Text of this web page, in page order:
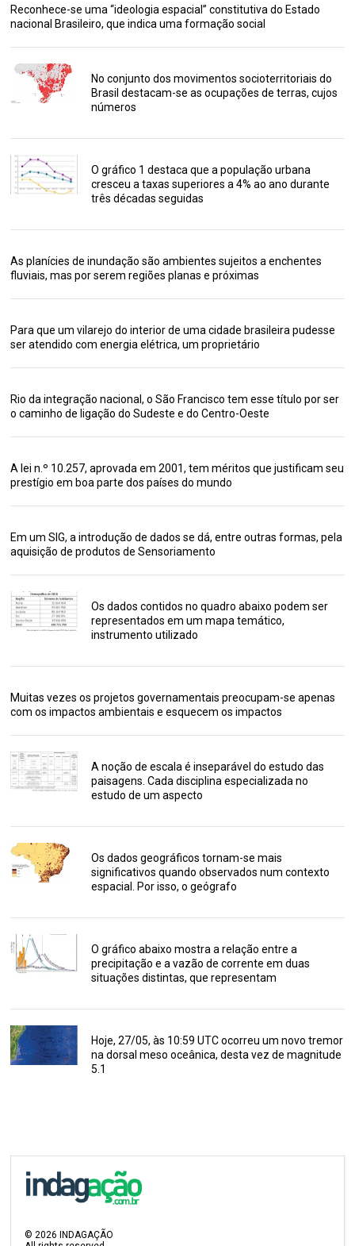
Reconhece-se uma “ideologia espacial” constitutiva do Estado
nacional Brasileiro, que indica uma formação social
No conjunto dos movimentos socioterritoriais do
Brasil destacam-se as ocupações de terras, cujos
números
O gráfico 1 destaca que a população urbana
cresceu a taxas superiores a 4% ao ano durante
três décadas seguidas
As planícies de inundação são ambientes sujeitos a enchentes
fluviais, mas por serem regiões planas e próximas
Para que um vilarejo do interior de uma cidade brasileira pudesse
ser atendido com energia elétrica, um proprietário
Rio da integração nacional, o São Francisco tem esse título por ser
o caminho de ligação do Sudeste e do Centro-Oeste
A lei n.º 10.257, aprovada em 2001, tem méritos que justificam seu
prestígio em boa parte dos países do mundo
Em um SIG, a introdução de dados se dá, entre outras formas, pela
aquisição de produtos de Sensoriamento
Os dados contidos no quadro abaixo podem ser
representados em um mapa temático,
instrumento utilizado
Muitas vezes os projetos governamentais preocupam-se apenas
com os impactos ambientais e esquecem os impactos
A noção de escala é inseparável do estudo das
paisagens. Cada disciplina especializada no
estudo de um aspecto
Os dados geográficos tornam-se mais
significativos quando observados num contexto
espacial. Por isso, o geógrafo
O gráfico abaixo mostra a relação entre a
precipitação e a vazão de corrente em duas
situações distintas, que representam
Hoje, 27/05, às 10:59 UTC ocorreu um novo tremor
na dorsal meso oceânica, desta vez de magnitude
5.1
©2026 INDAGAÇÃO